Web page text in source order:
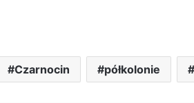
Czarnocin półkolonie